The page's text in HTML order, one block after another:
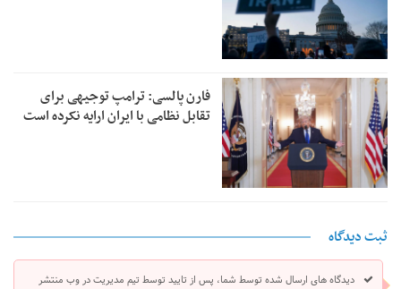
فارن پالسی: ترامپ توجیهی برای
تقابل نظامی با ایران ارایه نکرده است
ثبت دیدگاه
دیدگاه های ارسال شده توسط شما، پس از تایید توسط تیم مدیریت در وب منتشر